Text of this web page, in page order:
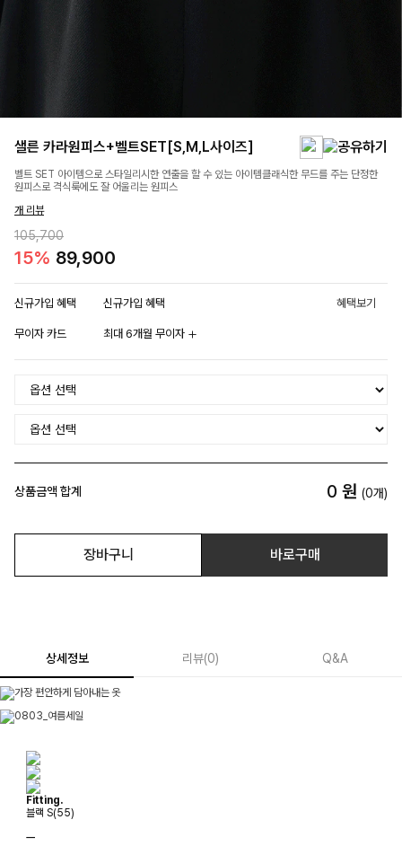
샐른 카라원피스+벨트SET[S,M,L사이즈]
벨트 SET 아이템으로 스타일리시한 연출을 할 수 있는 아이템클래식한 무드를 주는 단정한
원피스로 격식룩에도 잘 어울리는 원피스
개 리뷰
105,700
15% 89,900
신규가입 혜택 신규가입 혜택 혜택보기
무이자 카드 최대 6개월 무이자
상품금액 합계 0 원 (0개)
장바구니 바로구매
상세정보 리뷰(0) Q&A
Fitting.
블랙 S(55)
ㅡ